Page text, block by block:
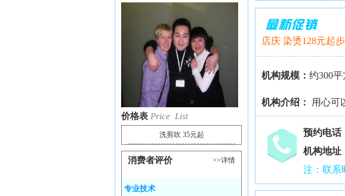
价格表 Price List
洗剪吹 35元起
消费者评价 >>详情
专业技术
店庆 染烫128元起
机构规模： 约300平
机构介绍： 用心可
预约电话
机构地址
注：联系